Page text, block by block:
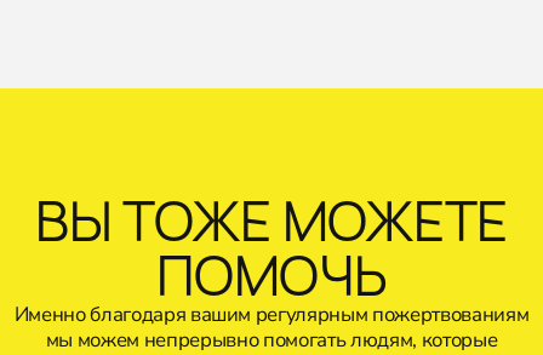
ВЫ ТОЖЕ МОЖЕТЕ
ПОМОЧЬ
Именно благодаря вашим регулярным пожертвованиям
мы можем непрерывно помогать людям, которые